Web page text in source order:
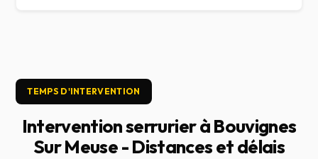
TEMPS D'INTERVENTION
Intervention serrurier à Bouvignes
Sur Meuse - Distances et délais